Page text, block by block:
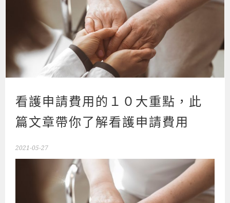
看護申請費用的１０大重點，此
篇文章帶你了解看護申請費用
2021-05-27